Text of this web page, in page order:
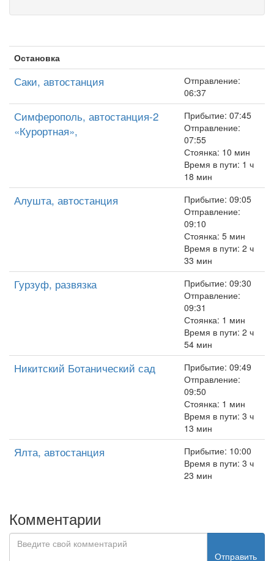
Остановка
Саки, автостанция
Отправление:
06:37
Симферополь, автостанция-2
«Курортная»,
Прибытие: 07:45
Отправление:
07:55
Стоянка: 10 мин
Время в пути: 1 ч
18 мин
Алушта, автостанция
Прибытие: 09:05
Отправление:
09:10
Стоянка: 5 мин
Время в пути: 2 ч
33 мин
Гурзуф, развязка
Прибытие: 09:30
Отправление:
09:31
Стоянка: 1 мин
Время в пути: 2 ч
54 мин
Никитский Ботанический сад
Прибытие: 09:49
Отправление:
09:50
Стоянка: 1 мин
Время в пути: 3 ч
13 мин
Ялта, автостанция
Прибытие: 10:00
Время в пути: 3 ч
23 мин
Комментарии
Отправить